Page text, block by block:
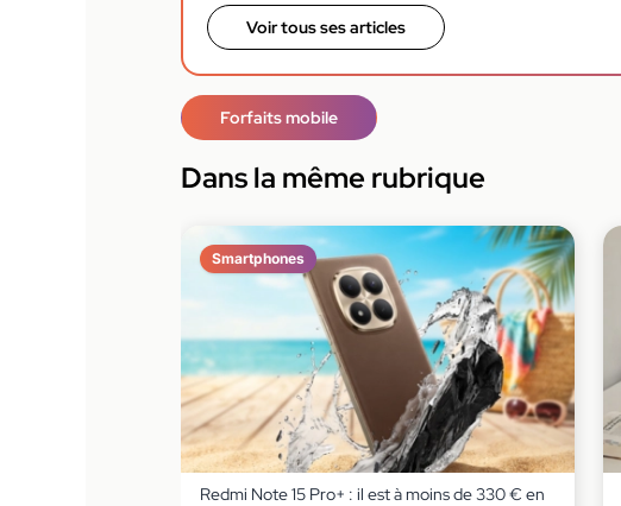
Voir tous ses articles
Forfaits mobile
Dans la même rubrique
Smartphones
Redmi Note 15 Pro+ : il est à moins de 330 € en